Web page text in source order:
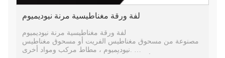
لفة ورقة مغناطيسية مرنة نيوديميوم
مصنوعة من مسحوق مغناطيس الفريت أو مسحوق مغناطيس
نيوديميوم ، مطاط مركب ومواد أخرى.